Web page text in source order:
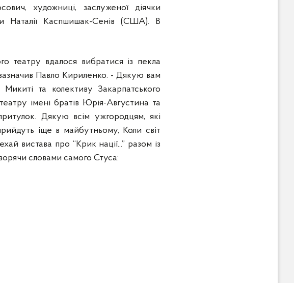
художниці, заслуженої діячки
Наталії Каспшишак-Сенів (США). В
театру вдалося вибратися із пекла
Павло Кириленко. - Дякую вам
та колективу Закарпатського
імені братів Юрія-Августина та
Дякую всім ужгородцям, які
іще в майбутньому, Коли світ
вистава про “Крик нації...” разом із
словами самого Стуса: